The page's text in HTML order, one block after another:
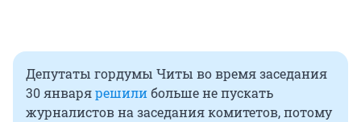
Депутаты гордумы Читы во время заседания
30 январярешилибольше не пускать
журналистов на заседания комитетов, потому